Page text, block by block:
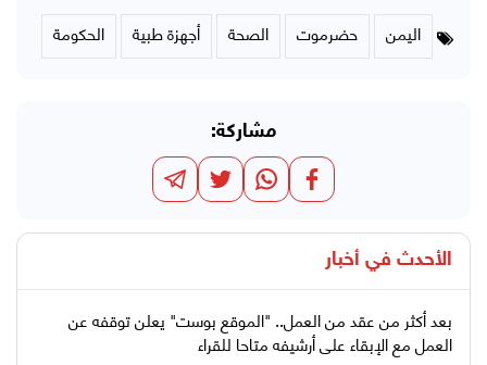
اليمن حضرموت الصحة أجهزة طبية الحكومة
مشاركة:
الأحدث في أخبار
بعد أكثر من عقد من العمل.. "الموقع بوست" يعلن توقفه عن
العمل مع الإبقاء على أرشيفه متاحا للقراء